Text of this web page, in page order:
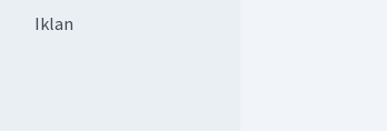
Iklan